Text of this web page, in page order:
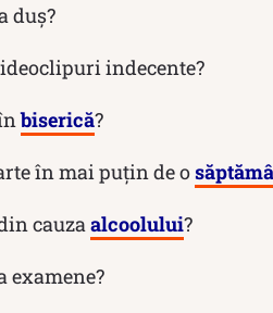
duș?
indecente?
biserică?
în mai puțin de o
cauza alcoolului?
examene?